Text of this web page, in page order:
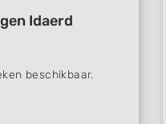
Idaerd
beschikbaar.